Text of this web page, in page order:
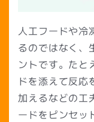
人工フードや冷
るのではなく、
ントです。たと
ドを添えて反応
加えるなどの工
ードをピンセッ